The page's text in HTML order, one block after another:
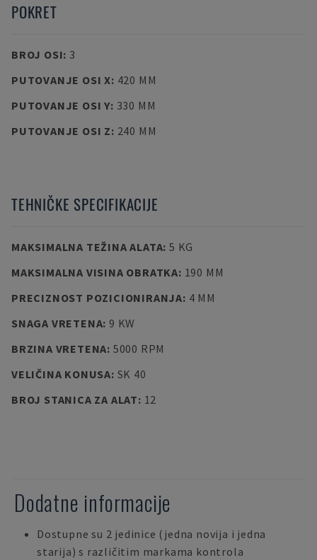
POKRET
BROJ OSI: 3
PUTOVANJE OSI X: 420 MM
PUTOVANJE OSI Y: 330 MM
PUTOVANJE OSI Z: 240 MM
TEHNIČKE SPECIFIKACIJE
MAKSIMALNA TEŽINA ALATA: 5 KG
MAKSIMALNA VISINA OBRATKA: 190 MM
PRECIZNOST POZICIONIRANJA: 4 ΜM
SNAGA VRETENA: 9 KW
BRZINA VRETENA: 5000 RPM
VELIČINA KONUSA: SK 40
BROJ STANICA ZA ALAT: 12
Dodatne informacije
Dostupne su 2 jedinice (jedna novija i jedna
starija) s različitim markama kontrola